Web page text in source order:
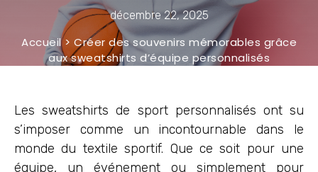
décembre 22, 2025
Accueil> Créer des souvenirs mémorables grâce
aux sweatshirts d’équipe personnalisés
Les sweatshirts de sport personnalisés ont su
s’imposer comme un incontournable dans le
monde du textile sportif. Que ce soit pour une
équipe, un événement ou simplement pour